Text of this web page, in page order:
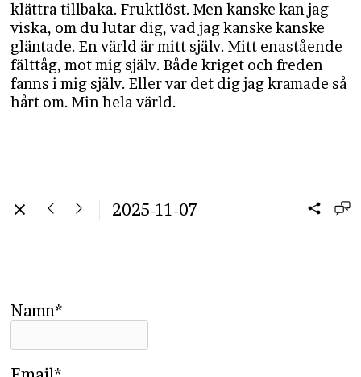
klättra tillbaka. Fruktlöst. Men kanske kan jag
viska, om du lutar dig, vad jag kanske kanske
gläntade. En värld är mitt själv. Mitt enastående
fälttåg, mot mig själv. Både kriget och freden
fanns i mig själv. Eller var det dig jag kramade så
hårt om. Min hela värld.
2025-11-07
Namn*